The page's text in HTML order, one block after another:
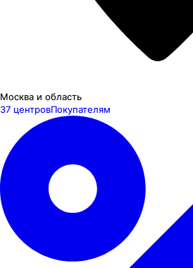
Москва и область
37 центровПокупателям